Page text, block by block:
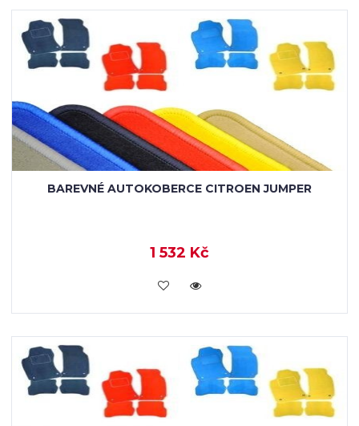
BAREVNÉ AUTOKOBERCE CITROEN JUMPER
1 532 Kč
KOUPIT